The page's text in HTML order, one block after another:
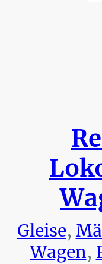
Gleise,
Wagen,